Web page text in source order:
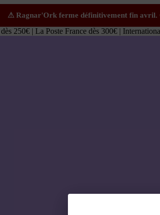
250€ | La Poste France dès 300€ |